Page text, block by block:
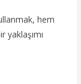
hem
yaklaşımı